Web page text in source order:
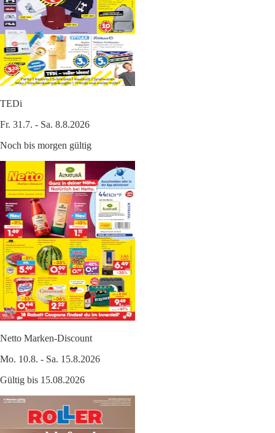
TEDi
Fr. 31.7. - Sa. 8.8.2026
Noch bis morgen gültig
Netto Marken-Discount
Mo. 10.8. - Sa. 15.8.2026
Gültig bis 15.08.2026